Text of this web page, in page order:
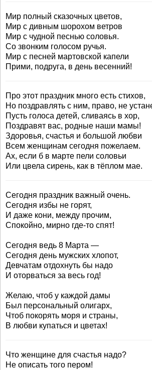
Мир полный сказочных цветов,
Мир с дивным шорохом ветров
Мир с чудной песнью соловья.
Со звонким голосом ручья.
Мир с песней мартовской капели
Прими, подруга, в день весенний!
Про этот праздник много есть стихов,
Но поздравлять с ним, право, не
Пусть голоса детей, сливаясь в хор,
Поздравят вас, родные наши мамы!
Здоровья, счастья и большой любви
Всем женщинам сегодня пожелаем.
Ах, если б в марте пели соловьи
Или цвела сирень, как в тёплом мае.
Сегодня праздник важный очень.
Сегодня избы не горят,
И даже кони, между прочим,
Спокойно, мирно где-то спят!
Сегодня ведь 8 Марта —
Сегодня день мужских хлопот,
Девчатам отдохнуть бы надо
И оторваться за весь год!
Желаю, чтоб у каждой дамы
Был персональный олигарх,
Чтоб покорять моря и страны,
В любви купаться и цветах!
Что женщине для счастья надо?
Не описать того пером!